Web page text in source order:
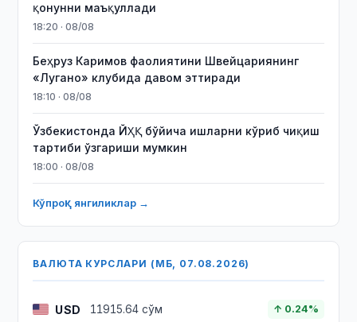
қонунни маъқуллади
18:20 · 08/08
Беҳруз Каримов фаолиятини Швейцариянинг
«Лугано» клубида давом эттиради
18:10 · 08/08
Ўзбекистонда ЙҲҚ бўйича ишларни кўриб чиқиш
тартиби ўзгариши мумкин
18:00 · 08/08
Кўпроқ янгиликлар →
ВАЛЮТА КУРСЛАРИ (МБ, 07.08.2026)
USD 11915.64 сўм ↑ 0.24%